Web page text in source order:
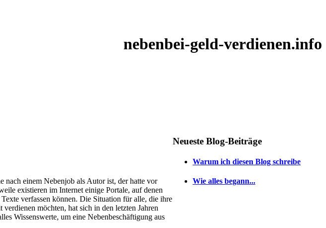
nebenbei-geld-verdienen.info
nach einem Nebenjob als Autor ist, der hatte vor
existieren im Internet einige Portale, auf denen
verfassen können. Die Situation für alle, die ihre
möchten, hat sich in den letzten Jahren
Wissenswerte, um eine Nebenbeschäftigung aus
Neueste Blog-Beiträge
Warum ich diesen Blog schreibe
Wie alles begann...